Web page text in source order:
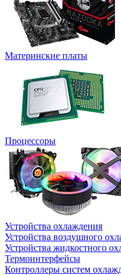
Материнские платы
Процессоры
Устройства охлаждения
Устройства воздушного
Устройства жидкостного
Термоинтерфейсы
Контроллеры систем